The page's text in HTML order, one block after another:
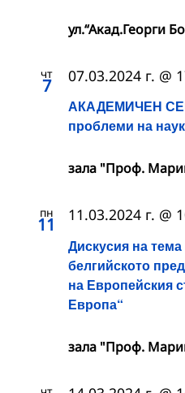
ул.“Акад.Георги
чт
7
АКАДЕМИЧЕН
проблеми на
07.03.2024 г. @
зала "Проф.
пн
11
Дискусия на
белгийското
на Европейския
Европа“
11.03.2024 г. @
зала "Проф.